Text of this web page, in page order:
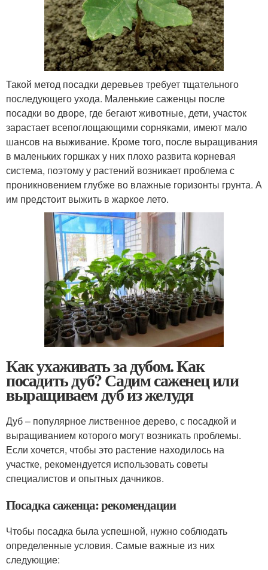
Такой метод посадки деревьев требует тщательного
последующего ухода. Маленькие саженцы после
посадки во дворе, где бегают животные, дети, участок
зарастает всепоглощающими сорняками, имеют мало
шансов на выживание. Кроме того, после выращивания
в маленьких горшках у них плохо развита корневая
система, поэтому у растений возникает проблема с
проникновением глубже во влажные горизонты грунта. А
им предстоит выжить в жаркое лето.
Как ухаживать за дубом. Как
посадить дуб? Садим саженец или
выращиваем дуб из желудя
Дуб – популярное лиственное дерево, с посадкой и
выращиванием которого могут возникать проблемы.
Если хочется, чтобы это растение находилось на
участке, рекомендуется использовать советы
специалистов и опытных дачников.
Посадка саженца: рекомендации
Чтобы посадка была успешной, нужно соблюдать
определенные условия. Самые важные из них
следующие: